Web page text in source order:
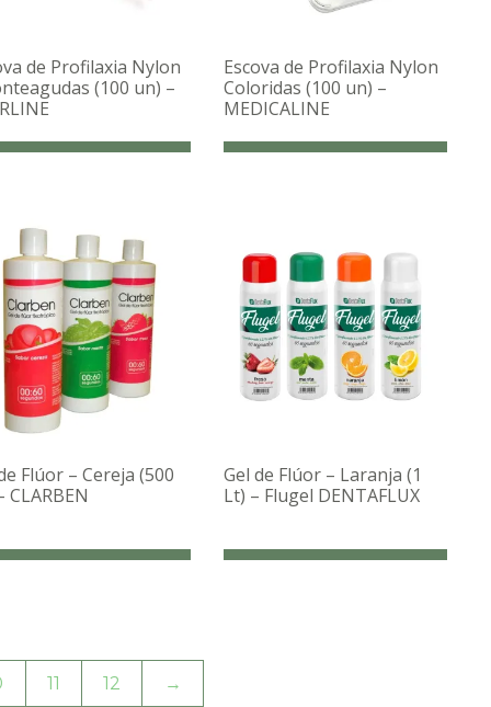
de Profilaxia Nylon
(100 un) –
Escova de Profilaxia Nylon
Coloridas (100 un) –
MEDICALINE
Flúor – Cereja (500
CLARBEN
Gel de Flúor – Laranja (1
Lt) – Flugel DENTAFLUX
11 12 →